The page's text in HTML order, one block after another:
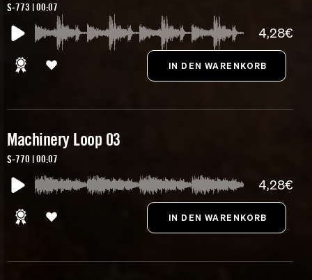
S-773 | 00:07
4,28€
Machinery Loop 03
S-770 | 00:07
4,28€